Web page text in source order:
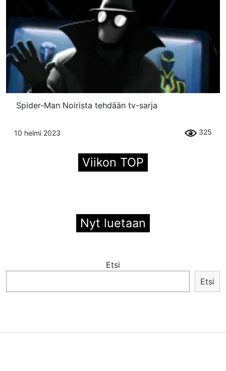
Spider-Man Noirista tehdään tv-sarja
10 helmi 2023 325
Viikon TOP
Nyt luetaan
Etsi
Etsi